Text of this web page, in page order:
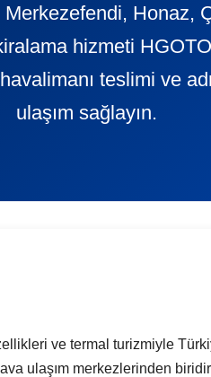
Honaz,
hizmeti
teslimi ve
ulaşım sağlayın.
ve termal turizmiyle
ulaşım merkezlerinden